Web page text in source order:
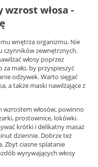
wzrost włosa -
wnętrza organizmu. Nie
czynników zewnętrznych.
włosy poprzez
za mało, by przyspieszyć
odżywek. Warto sięgać
a także maski nawilżające z
wzrostem włosów, powinno
prostownice, lokówki.
krótki i delikatny masaż
dziennie. Dobrze też
Zbyt ciasne splatanie
wyrywających włosy